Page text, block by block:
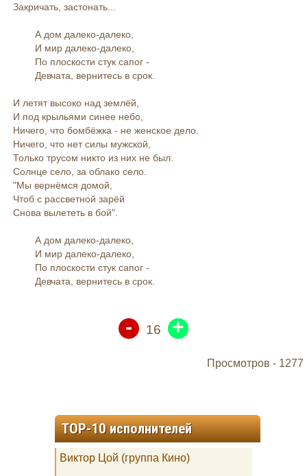
Закричать, застонать...
А дом далеко-далеко,
И мир далеко-далеко,
По плоскости стук сапог -
Девчата, вернитесь в срок.
И летят высоко над землёй,
И под крыльями синее небо,
Ничего, что бомбёжка - не женское дело.
Ничего, что нет силы мужской,
Только трусом никто из них не был.
Солнце село, за облако село.
"Мы вернёмся домой,
Чтоб с рассветной зарёй
Снова вылететь в бой".
А дом далеко-далеко,
И мир далеко-далеко,
По плоскости стук сапог -
Девчата, вернитесь в срок.
- 16 +
Просмотров - 1277
TOP-10 исполнителей
Виктор Цой (группа Кино)